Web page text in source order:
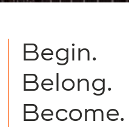
Begin.
Belong.
Become.